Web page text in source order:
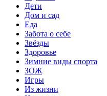
Дети
Дом и сад
Еда
Забота о себе
Звёзды
Здоровье
Зимние виды спорта
ЗОЖ
Игры
Из жизни